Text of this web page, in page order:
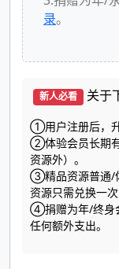
录。
新人必看 关于
①用户注册后，升
②体验会员长期
资源外）。
③精品资源普通/
资源只需兑换一次
④捐赠为年/终身
任何额外支出。